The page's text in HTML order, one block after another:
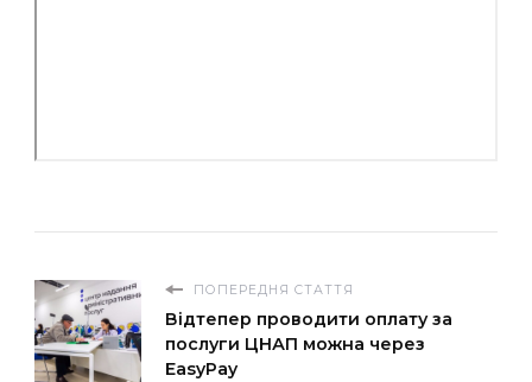
ПОПЕРЕДНЯ СТАТТЯ
Відтепер проводити оплату за
послуги ЦНАП можна через
EasyPay